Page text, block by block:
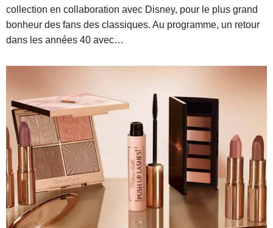
collection en collaboration avec Disney, pour le plus grand
bonheur des fans des classiques. Au programme, un retour
dans les années 40 avec…